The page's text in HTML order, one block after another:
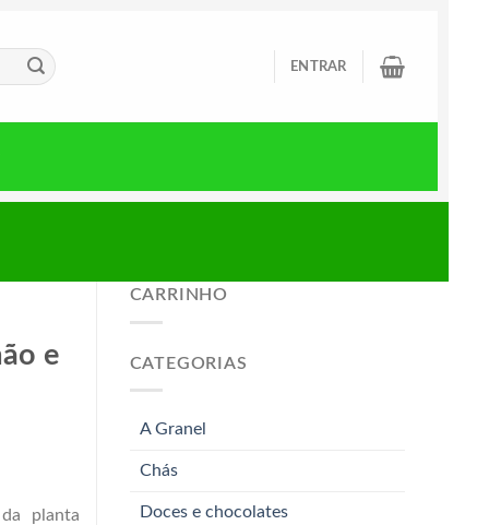
ENTRAR
CARRINHO
CATEGORIAS
A Granel
Chás
Doces e chocolates
e
planta